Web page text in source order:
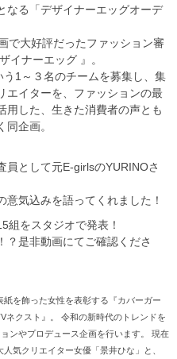
なる「デザイナーエッグオーデ
で大好評だったファッション審
イナーエッグ 』。
う1～３名のチームを募集し、集
エイターを、ファッションの最
用した、生きた消費者の声とも
企画。
員として元E-girlsのYURINOさ
気込みを語ってくれました！
組をスタジオで発表！
？是非動画にてご確認くださ
を飾った女性を表彰する『カバーガー
ネクスト』。 令和の新時代のトレンドを
ンやプロデュース企画を行います。 現在
気クリエイター女優「景井ひな」と、